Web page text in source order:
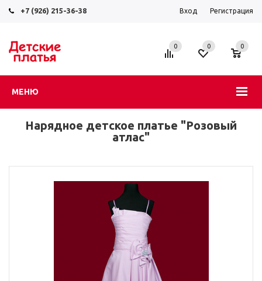
+7 (926) 215-36-38 Вход Регистрация
МЕНЮ
0 0 0
Нарядное детское платье "Розовый
атлас"